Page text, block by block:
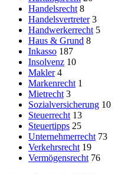
Handelsrecht 8
Handelsvertreter 3
Handwerkerrecht 5
Haus & Grund 8
Inkasso 187
Insolvenz 10
Makler 4
Markenrecht 1
Mietrecht 3
Sozialversicherung 10
Steuerrecht 13
Steuertipps 25
Unternehmerrecht 73
Verkehrsrecht 19
Vermögensrecht 76